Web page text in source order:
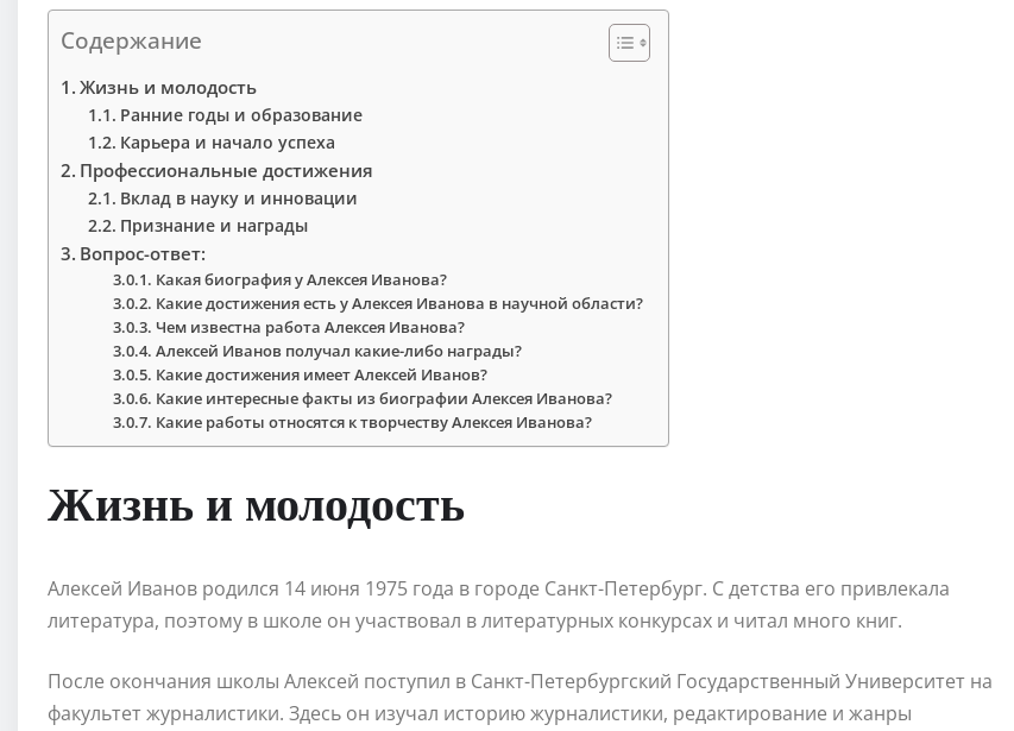
Содержание
Жизнь и молодость
Ранние годы и образование
Карьера и начало успеха
Профессиональные достижения
Вклад в науку и инновации
Признание и награды
Вопрос-ответ:
Какая биография у Алексея Иванова?
Какие достижения есть у Алексея Иванова в научной области?
Чем известна работа Алексея Иванова?
Алексей Иванов получал какие-либо награды?
Какие достижения имеет Алексей Иванов?
Какие интересные факты из биографии Алексея Иванова?
Какие работы относятся к творчеству Алексея Иванова?
Жизнь и молодость
Алексей Иванов родился 14 июня 1975 года в городе Санкт-Петербург. С детства его привлекала
литература, поэтому в школе он участвовал в литературных конкурсах и читал много книг.
После окончания школы Алексей поступил в Санкт-Петербургский Государственный Университет на
факультет журналистики. Здесь он изучал историю журналистики, редактирование и жанры